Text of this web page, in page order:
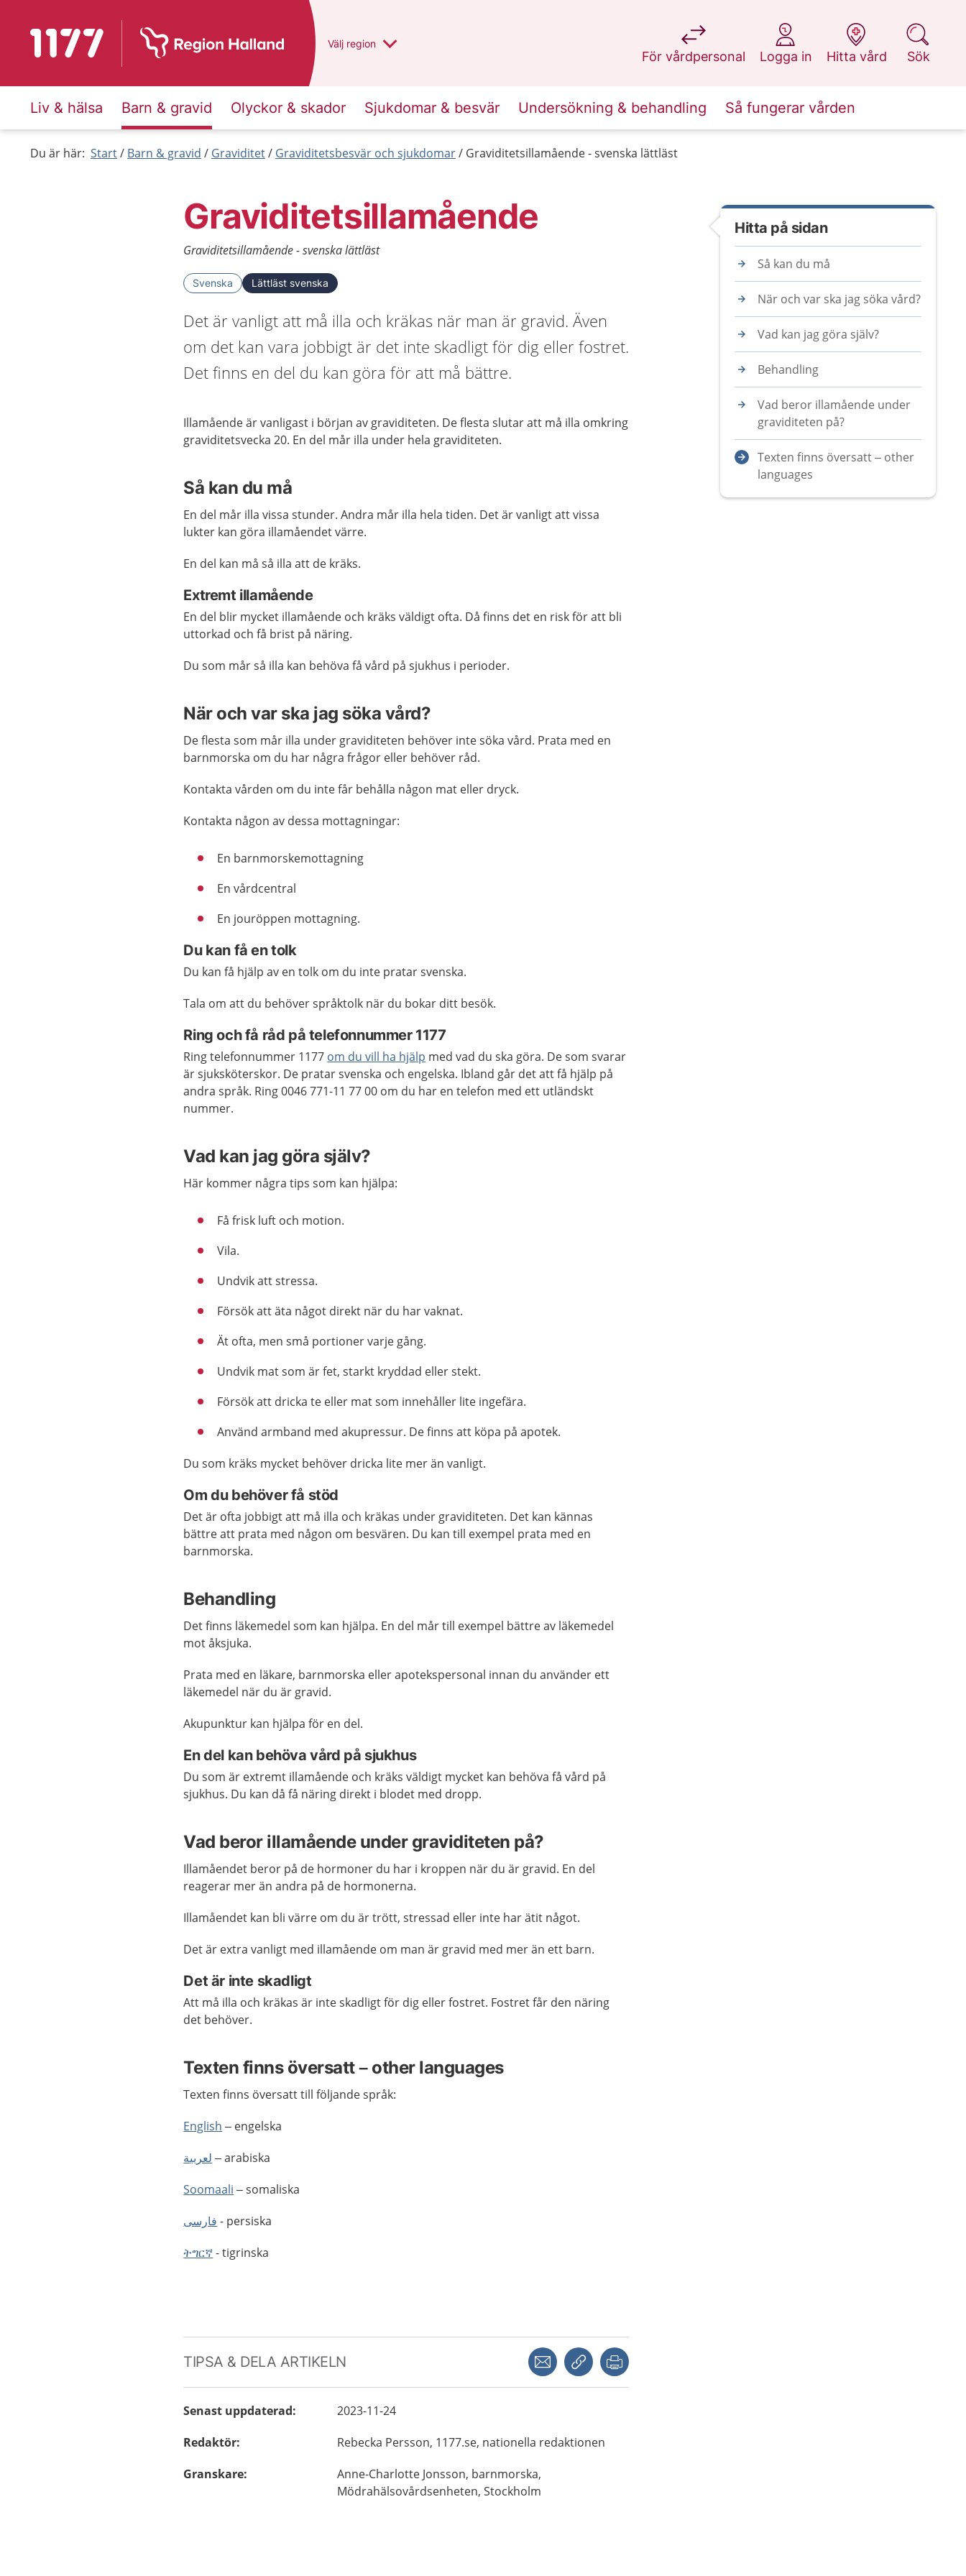
Till startsidan för 1177 Du har valt region
Välj en annan
region
För vårdpersonal
på 1177.se
Logga in
på 1177.se
Hitta vård
på 1177.se
Sök
på 1177.se
Liv & hälsa Barn & gravid Olyckor & skador Sjukdomar & besvär Undersökning & behandling Så fungerar vården
Du är här: Start Barn & gravid Graviditet Graviditetsbesvär och sjukdomar Graviditetsillamående - svenska lättläst
Graviditetsillamående
Graviditetsillamående - svenska lättläst
Svenska Lättläst svenska
Det är vanligt att må illa och kräkas när man är gravid. Även
om det kan vara jobbigt är det inte skadligt för dig eller fostret.
Det finns en del du kan göra för att må bättre.
Illamående är vanligast i början av graviditeten. De flesta slutar att må illa omkring
graviditetsvecka 20. En del mår illa under hela graviditeten.
Så kan du må
En del mår illa vissa stunder. Andra mår illa hela tiden. Det är vanligt att vissa
lukter kan göra illamåendet värre.
En del kan må så illa att de kräks.
Extremt illamående
En del blir mycket illamående och kräks väldigt ofta. Då finns det en risk för att bli
uttorkad och få brist på näring.
Du som mår så illa kan behöva få vård på sjukhus i perioder.
När och var ska jag söka vård?
De flesta som mår illa under graviditeten behöver inte söka vård. Prata med en
barnmorska om du har några frågor eller behöver råd.
Kontakta vården om du inte får behålla någon mat eller dryck.
Kontakta någon av dessa mottagningar:
En barnmorskemottagning
En vårdcentral
En jouröppen mottagning.
Du kan få en tolk
Du kan få hjälp av en tolk om du inte pratar svenska.
Tala om att du behöver språktolk när du bokar ditt besök.
Ring och få råd på telefonnummer 1177
Ring telefonnummer 1177 om du vill ha hjälp med vad du ska göra. De som svarar
är sjuksköterskor. De pratar svenska och engelska. Ibland går det att få hjälp på
andra språk. Ring 0046 771-11 77 00 om du har en telefon med ett utländskt
nummer.
Vad kan jag göra själv?
Här kommer några tips som kan hjälpa:
Få frisk luft och motion.
Vila.
Undvik att stressa.
Försök att äta något direkt när du har vaknat.
Ät ofta, men små portioner varje gång.
Undvik mat som är fet, starkt kryddad eller stekt.
Försök att dricka te eller mat som innehåller lite ingefära.
Använd armband med akupressur. De finns att köpa på apotek.
Du som kräks mycket behöver dricka lite mer än vanligt.
Om du behöver få stöd
Det är ofta jobbigt att må illa och kräkas under graviditeten. Det kan kännas
bättre att prata med någon om besvären. Du kan till exempel prata med en
barnmorska.
Behandling
Det finns läkemedel som kan hjälpa. En del mår till exempel bättre av läkemedel
mot åksjuka.
Prata med en läkare, barnmorska eller apotekspersonal innan du använder ett
läkemedel när du är gravid.
Akupunktur kan hjälpa för en del.
En del kan behöva vård på sjukhus
Du som är extremt illamående och kräks väldigt mycket kan behöva få vård på
sjukhus. Du kan då få näring direkt i blodet med dropp.
Vad beror illamående under graviditeten på?
Illamåendet beror på de hormoner du har i kroppen när du är gravid. En del
reagerar mer än andra på de hormonerna.
Illamåendet kan bli värre om du är trött, stressad eller inte har ätit något.
Det är extra vanligt med illamående om man är gravid med mer än ett barn.
Det är inte skadligt
Att må illa och kräkas är inte skadligt för dig eller fostret. Fostret får den näring
det behöver.
Texten finns översatt – other languages
Texten finns översatt till följande språk:
English – engelska
لعربية – arabiska
Soomaali – somaliska
فارسی - persiska
ትግርኛ- tigrinska
TIPSA & DELA ARTIKELN Dela via mejlKopiera länk
Senast uppdaterad:
2023-11-24
Redaktör: Rebecka Persson, 1177.se, nationella redaktionen
Granskare: Anne-Charlotte Jonsson, barnmorska,
Mödrahälsovårdsenheten, Stockholm
Hitta på sidan
Så kan du må
När och var ska jag söka vård?
Vad kan jag göra själv?
Behandling
Vad beror illamående under
graviditeten på?
Texten finns översatt – other
languages